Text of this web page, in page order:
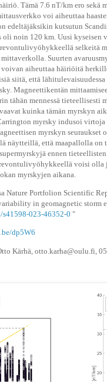
Tämä 7.6 nT/km ero
voi aiheuttaa
edeltäjäksikin kutsutun
noin 120 km. Uusi kyseisen
selkeitä
Suurten
aiheuttaa häiriöitä
siitä, että
Magneettikentän
tähän mennessä
kuinka tämän myrskyn
myrsky indusoi
myrskyn
näytteillä, että maapallolla on
ennen
voisi
myrskyjen aikana.
Nature Portfolion Scientific
in geomagnetic storm
023-46352-0 "
dp5W6
Kärhä, otto.karha@oulu.fi,